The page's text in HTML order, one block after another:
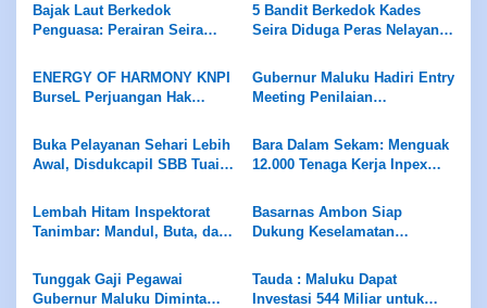
Bajak Laut Berkedok
Penguasa: Perairan Seira
Dirampok Habis!
5 Bandit Berkedok Kades
Seira Diduga Peras Nelayan
ENERGY OF HARMONY KNPI
BurseL Perjuangan Hak
Gubernur Maluku Hadiri Entry
Meeting Penilaian
RI
Buka Pelayanan Sehari Lebih
Awal, Disdukcapil SBB Tuai
Maluku
Bara Dalam Sekam: Menguak
12.000 Tenaga Kerja Inpex
Lembah Hitam Inspektorat
Tanimbar: Mandul, Buta, dan
Basarnas Ambon Siap
Dukung Keselamatan
Diminta Perhatikan Fasilitas
Penunjang
Tunggak Gaji Pegawai
Gubernur Maluku Diminta
Tauda : Maluku Dapat
Investasi 544 Miliar untuk